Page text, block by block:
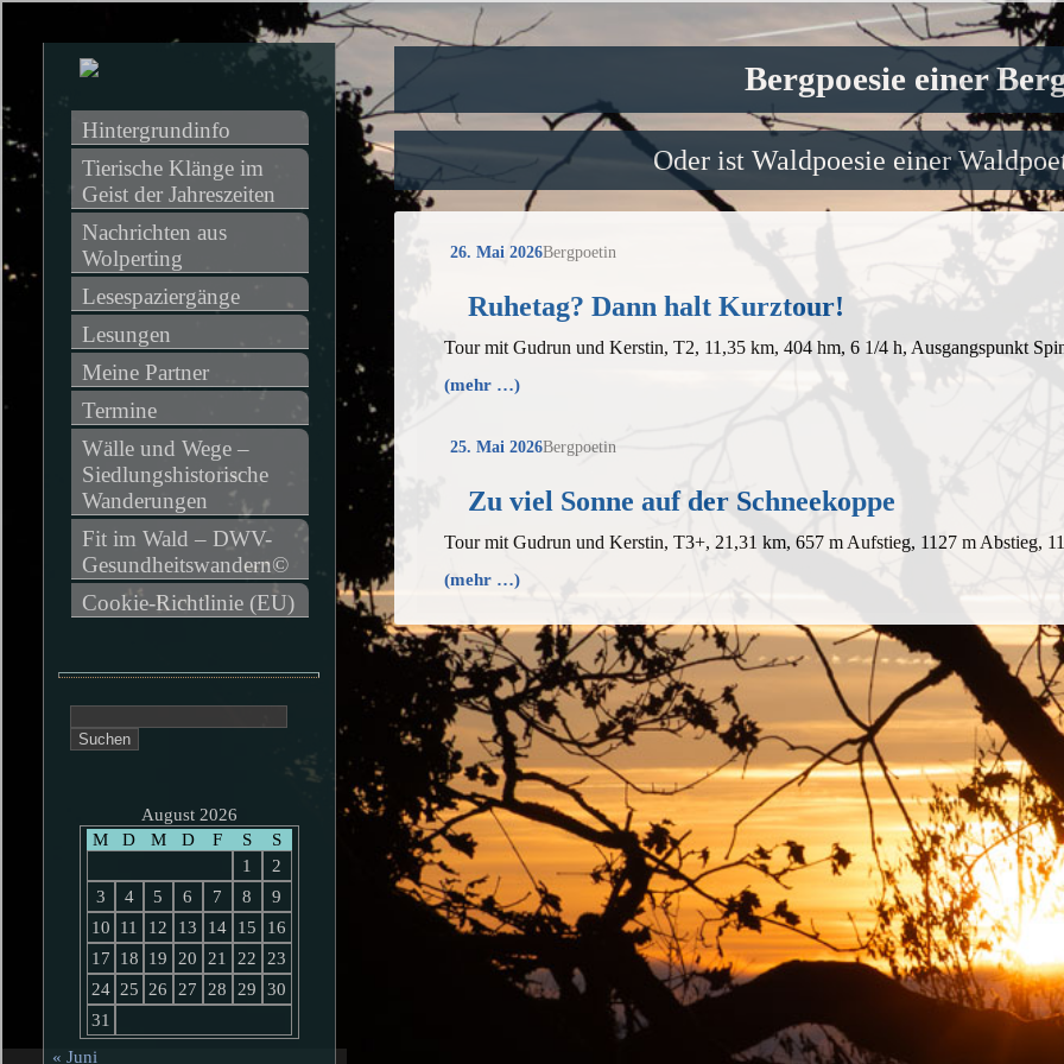
Bergpoesie einer
Oder ist Waldpoesie einer
26. Mai 2026Bergpoetin
Ruhetag? Dann halt Kurztour!
Tour mit Gudrun und Kerstin, T2, 11,35 km, 404 hm, 6 1/4 h, Ausgangspunkt
(mehr …)
25. Mai 2026Bergpoetin
Zu viel Sonne auf der Schneekoppe
Tour mit Gudrun und Kerstin, T3+, 21,31 km, 657 m Aufstieg, 1127 m Abstieg,
(mehr …)
Hintergrundinfo
Tierische Klänge im
Geist der Jahreszeiten
Nachrichten aus
Wolperting
Lesespaziergänge
Lesungen
Meine Partner
Termine
Wälle und Wege –
Siedlungshistorische
Wanderungen
Fit im Wald – DWV-
Gesundheitswandern©
Cookie-Richtlinie (EU)
nach:
August 2026
M
D M D F S
S
1
2
3
4 5 6 7 8
9
10
11 12 13 14 15
16
17
18 19 20 21 22
23
24 25 26 27 28 29
30
31
« Juni